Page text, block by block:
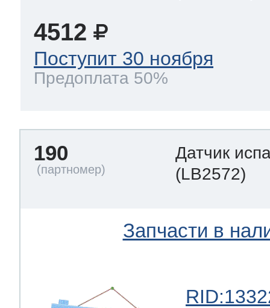
4512
Поступит 30 ноября
Предоплата 50%
190
Датчик
(LB2572)
Запчасти в